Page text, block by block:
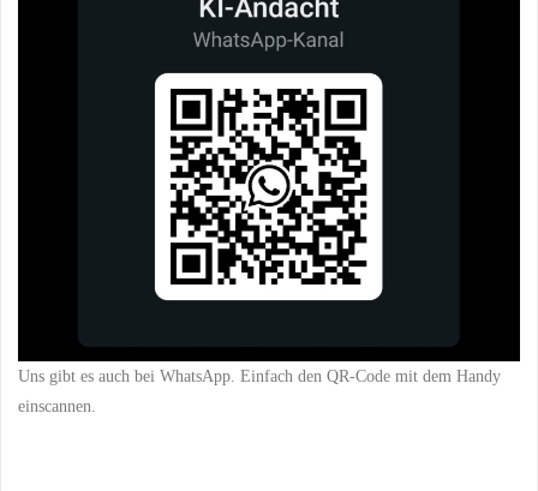
Uns gibt es auch bei WhatsApp. Einfach den QR-Code mit dem Handy
einscannen.